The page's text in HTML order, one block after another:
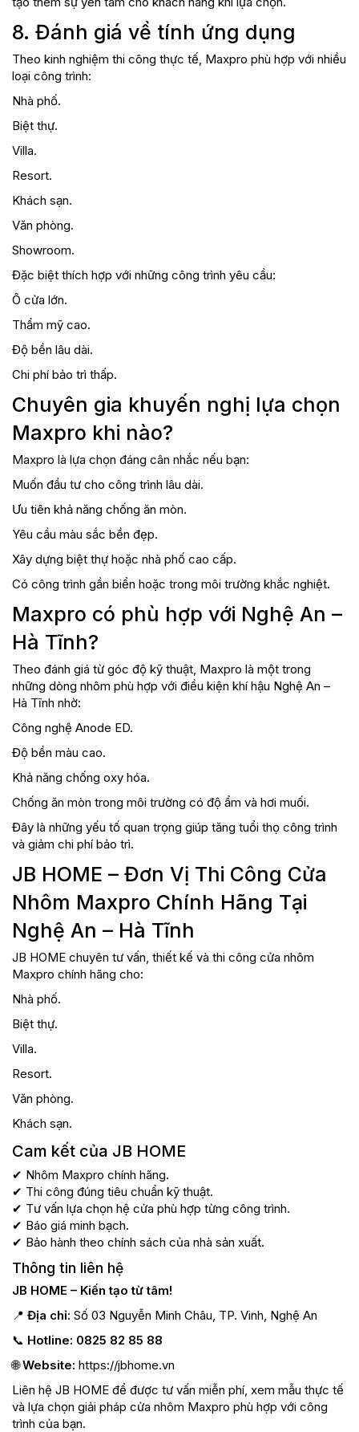
8. Đánh giá về tính ứng dụng
Theo kinh nghiệm thi công thực tế, Maxpro phù hợp với nhiều
loại công trình:
Nhà phố.
Biệt thự.
Villa.
Resort.
Khách sạn.
Văn phòng.
Showroom.
Đặc biệt thích hợp với những công trình yêu cầu:
Ô cửa lớn.
Thẩm mỹ cao.
Độ bền lâu dài.
Chi phí bảo trì thấp.
Chuyên gia khuyến nghị lựa chọn
Maxpro khi nào?
Maxpro là lựa chọn đáng cân nhắc nếu bạn:
Muốn đầu tư cho công trình lâu dài.
Ưu tiên khả năng chống ăn mòn.
Yêu cầu màu sắc bền đẹp.
Xây dựng biệt thự hoặc nhà phố cao cấp.
Có công trình gần biển hoặc trong môi trường khắc nghiệt.
Maxpro có phù hợp với Nghệ An –
Hà Tĩnh?
Theo đánh giá từ góc độ kỹ thuật, Maxpro là một trong
những dòng nhôm phù hợp với điều kiện khí hậu Nghệ An –
Hà Tĩnh nhờ:
Công nghệ Anode ED.
Độ bền màu cao.
Khả năng chống oxy hóa.
Chống ăn mòn trong môi trường có độ ẩm và hơi muối.
Đây là những yếu tố quan trọng giúp tăng tuổi thọ công trình
và giảm chi phí bảo trì.
JB HOME – Đơn Vị Thi Công Cửa
Nhôm Maxpro Chính Hãng Tại
Nghệ An – Hà Tĩnh
JB HOME chuyên tư vấn, thiết kế và thi công cửa nhôm
Maxpro chính hãng cho:
Nhà phố.
Biệt thự.
Villa.
Resort.
Văn phòng.
Khách sạn.
Cam kết của JB HOME
✔ Nhôm Maxpro chính hãng.
✔ Thi công đúng tiêu chuẩn kỹ thuật.
✔ Tư vấn lựa chọn hệ cửa phù hợp từng công trình.
✔ Báo giá minh bạch.
✔ Bảo hành theo chính sách của nhà sản xuất.
Thông tin liên hệ
JB HOME – Kiến tạo từ tâm!
📍 Địa chỉ: Số 03 Nguyễn Minh Châu, TP. Vinh, Nghệ An
📞 Hotline: 0825 82 85 88
🌐Website: https://jbhome.vn
Liên hệ JB HOME để được tư vấn miễn phí, xem mẫu thực tế
và lựa chọn giải pháp cửa nhôm Maxpro phù hợp với công
trình của bạn.